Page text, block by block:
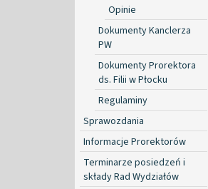
Opinie
Dokumenty Kanclerza
PW
Dokumenty Prorektora
ds. Filii w Płocku
Regulaminy
Sprawozdania
Informacje Prorektorów
Terminarze posiedzeń i
składy Rad Wydziałów